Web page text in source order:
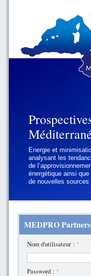
Energie et
analysant les
de
énergétique ainsi
de nouvelles sources
Géopolitique et
défis politiques
auxquels les pays
doivent faire face
MEDPRO
Nom d'utilisateur : *
Password : *